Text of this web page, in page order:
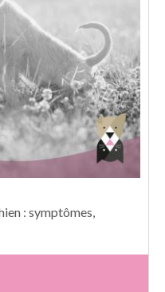
: symptômes,